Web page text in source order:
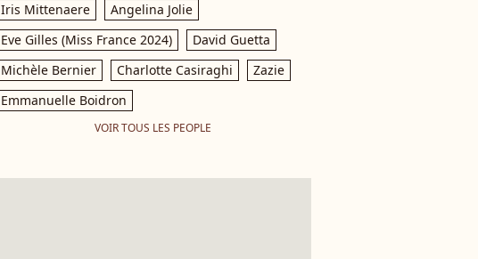
Iris Mittenaere
Angelina Jolie
Eve Gilles (Miss France 2024)
David Guetta
Michèle Bernier
Charlotte Casiraghi
Zazie
Emmanuelle Boidron
VOIR TOUS LES PEOPLE